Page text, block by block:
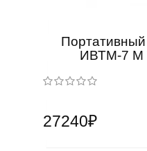
Портативный
ИВТМ-7 М
27240₽